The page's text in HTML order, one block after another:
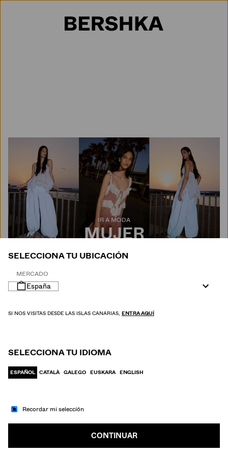
Selección de país
IR A MODA
MUJER
HOMBRE
SELECCIONA TU UBICACIÓN
MERCADO
España
SI NOS VISITAS DESDE LAS ISLAS CANARIAS, ENTRA AQUÍ
SELECCIONA TU IDIOMA
ESPAÑOL CATALÀ GALEGO EUSKARA ENGLISH
Recordar mi selección
CONTINUAR